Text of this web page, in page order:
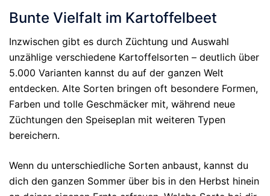
Bunte Vielfalt im Kartoffelbeet
Inzwischen gibt es durch Züchtung und Auswahl
unzählige verschiedene Kartoffelsorten – deutlich über
5.000 Varianten kannst du auf der ganzen Welt
entdecken. Alte Sorten bringen oft besondere Formen,
Farben und tolle Geschmäcker mit, während neue
Züchtungen den Speiseplan mit weiteren Typen
bereichern.
Wenn du unterschiedliche Sorten anbaust, kannst du
dich den ganzen Sommer über bis in den Herbst hinein